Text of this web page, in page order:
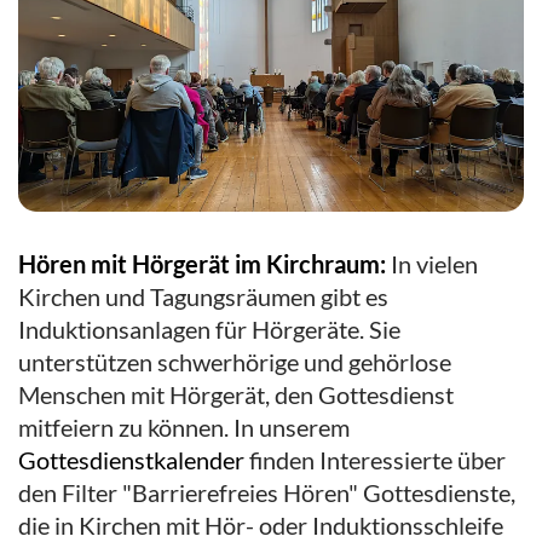
Hören mit Hörgerät im Kirchraum: In vielen
Kirchen und Tagungsräumen gibt es
Induktionsanlagen für Hörgeräte. Sie
unterstützen schwerhörige und gehörlose
Menschen mit Hörgerät, den Gottesdienst
mitfeiern zu können. In unserem
Gottesdienstkalenderfinden Interessierte über
den Filter "Barrierefreies Hören" Gottesdienste,
die in Kirchen mit Hör- oder Induktionsschleife